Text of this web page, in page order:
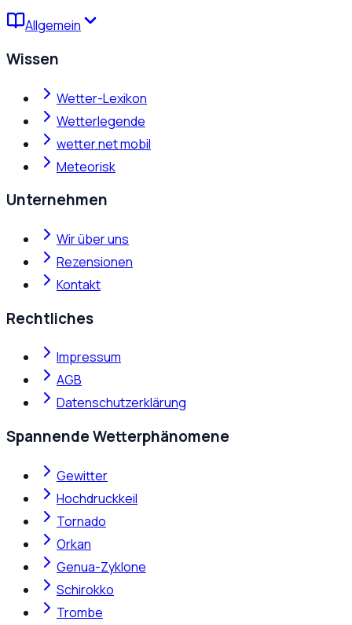
Allgemein
Wissen
Wetter-Lexikon
Wetterlegende
wetter.net mobil
Meteorisk
Unternehmen
Wir über uns
Rezensionen
Kontakt
Rechtliches
Impressum
AGB
Datenschutzerklärung
Spannende Wetterphänomene
Gewitter
Hochdruckkeil
Tornado
Orkan
Genua-Zyklone
Schirokko
Trombe